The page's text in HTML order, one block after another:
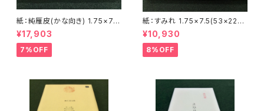
紙：純雁皮(かな向き) 1.75×7.5
(約53×227㎝) 耳付きのため実
寸より少々 長くなります <商
品番号1566>
¥17,903
7%OFF
紙：すみれ 1.75×7.5(53×227
㎝) (かな向き) <商品番号157
6>
¥10,930
8%OFF